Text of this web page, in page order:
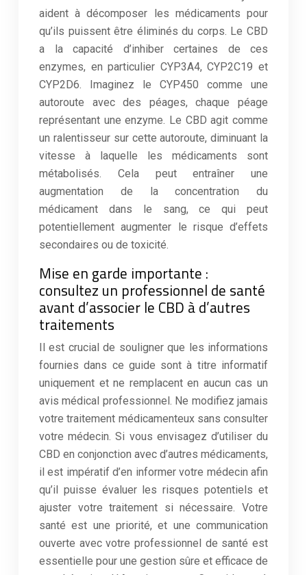
aident à décomposer les médicaments pour
qu’ils puissent être éliminés du corps. Le CBD
a la capacité d’inhiber certaines de ces
enzymes, en particulier CYP3A4, CYP2C19 et
CYP2D6. Imaginez le CYP450 comme une
autoroute avec des péages, chaque péage
représentant une enzyme. Le CBD agit comme
un ralentisseur sur cette autoroute, diminuant la
vitesse à laquelle les médicaments sont
métabolisés. Cela peut entraîner une
augmentation de la concentration du
médicament dans le sang, ce qui peut
potentiellement augmenter le risque d’effets
secondaires ou de toxicité.
Mise en garde importante :
consultez un professionnel de santé
avant d’associer le CBD à d’autres
traitements
Il est crucial de souligner que les informations
fournies dans ce guide sont à titre informatif
uniquement et ne remplacent en aucun cas un
avis médical professionnel. Ne modifiez jamais
votre traitement médicamenteux sans consulter
votre médecin. Si vous envisagez d’utiliser du
CBD en conjonction avec d’autres médicaments,
il est impératif d’en informer votre médecin afin
qu’il puisse évaluer les risques potentiels et
ajuster votre traitement si nécessaire. Votre
santé est une priorité, et une communication
ouverte avec votre professionnel de santé est
essentielle pour une gestion sûre et efficace de